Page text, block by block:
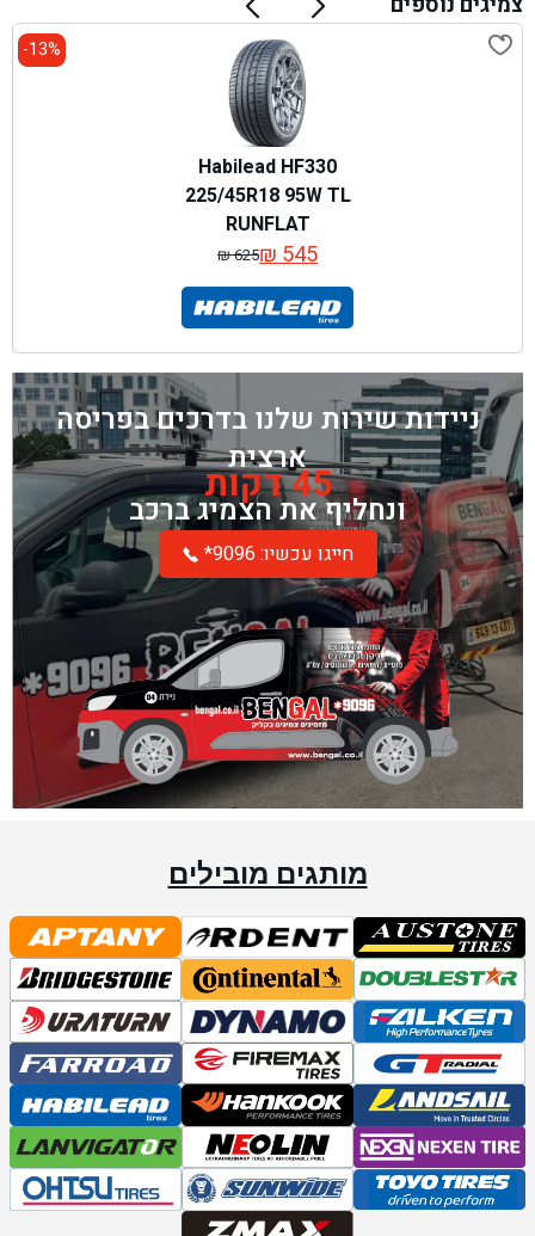
13%-
Habilead HF330
225/45R18 95W TL
RUNFLAT
₪625
המחיר
המקורי
היה:
₪ 625.
₪545 המחיר
הנוכחי
הוא:
₪ 545.
ניידות שירות שלנו בדרכים בפריסה
ארצית
45 דקות
ונחליף את הצמיג ברכב
*חייגו עכשיו: 9096
מותגים מובילים